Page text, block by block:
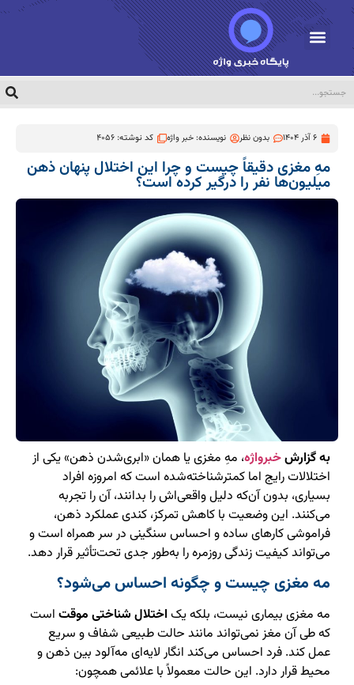
6 آذر 1404 بدون نظر نویسنده:خبر واژه کد نوشته: 4056
مهِ مغزی دقیقاً چیست و چرا این اختلال پنهان ذهن
میلیون‌ها نفر را درگیر کرده است؟
به گزارشخبرواژه، مهِ مغزی یا همان «ابری‌شدن ذهن» یکی از
اختلالات رایج اما کمترشناخته‌شده است که امروزه افراد
بسیاری، بدون آن‌که دلیل واقعی‌اش را بدانند، آن را تجربه
می‌کنند. این وضعیت با کاهش تمرکز، کندی عملکرد ذهن،
فراموشی کارهای ساده و احساس سنگینی در سر همراه است و
می‌تواند کیفیت زندگی روزمره را به‌طور جدی تحت‌تأثیر قرار دهد.
مه مغزی چیست و چگونه احساس می‌شود؟
مه مغزی بیماری نیست، بلکه یک اختلال شناختی موقت است
که طی آن مغز نمی‌تواند مانند حالت طبیعی شفاف و سریع
عمل کند. فرد احساس می‌کند انگار لایه‌ای مه‌آلود بین ذهن و
محیط قرار دارد. این حالت معمولاً با علائمی همچون: